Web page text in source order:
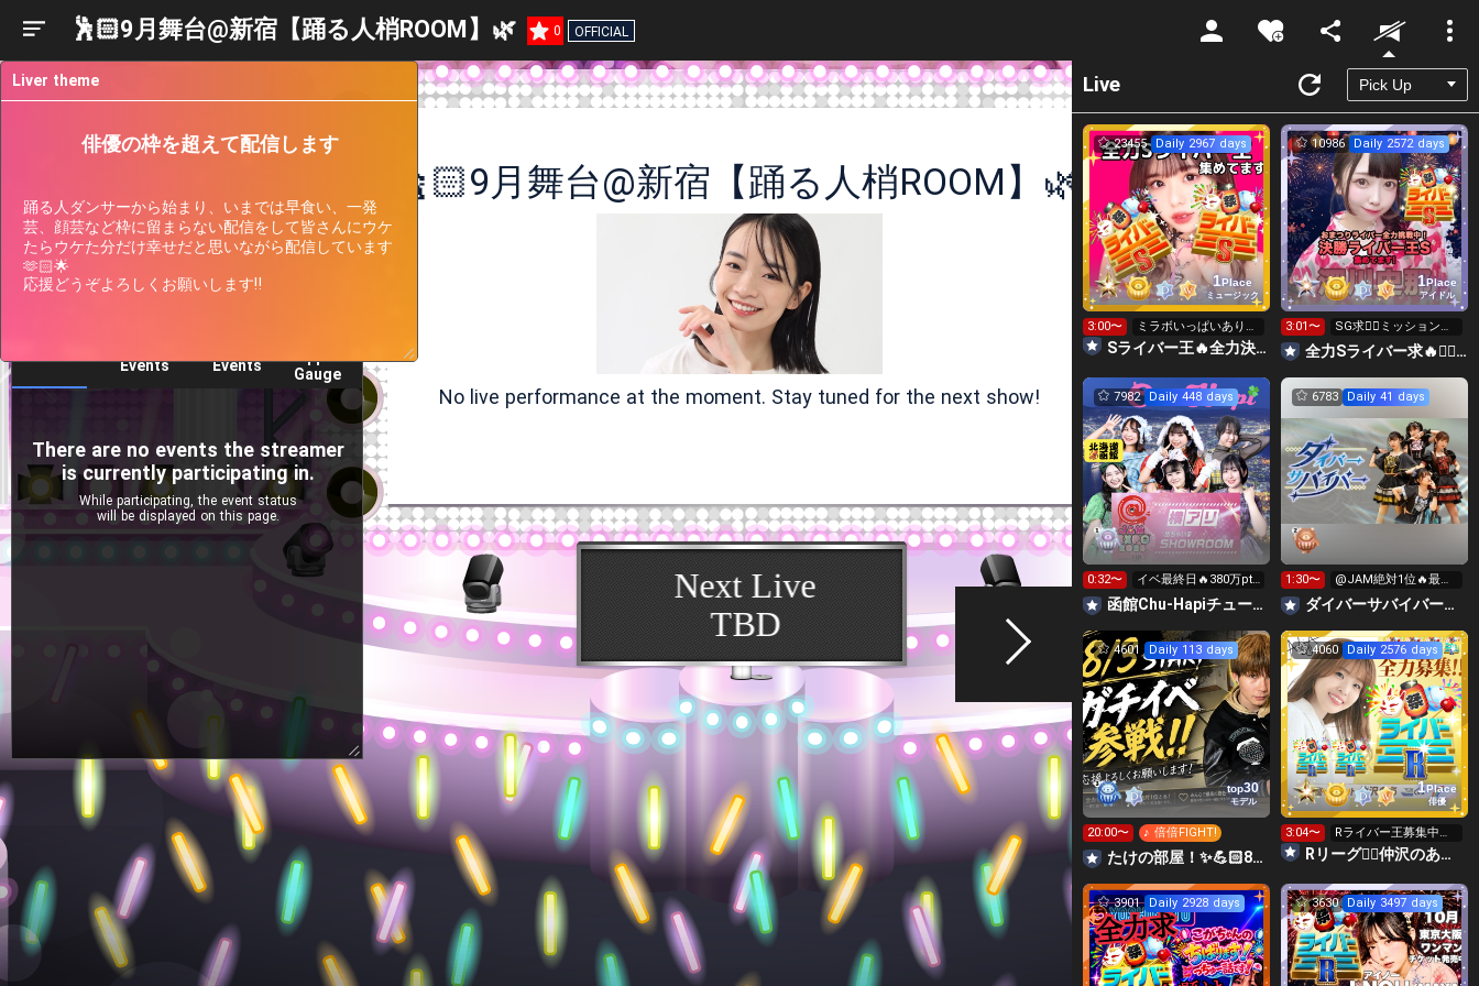
🕺🏻9月舞台@新宿【踊る人梢ROOM】🌿 0 OFFICIAL
Unmute
🕺🏻9月舞台@新宿【踊る人梢ROOM】🌿
No live performance at the moment. Stay tuned for the next show!
Events
Events
Gauge
There are no events the streamer
is currently participating in.
While participating, the event status
will be displayed on this page.
Liver theme
俳優の枠を超えて配信します
踊る人ダンサーから始まり、いまでは早食い、一発
芸、顔芸など枠に留まらない配信をして皆さんにウケ
たらウケた分だけ幸せだと思いながら配信しています
🫶🏻🌟
応援どうぞよろしくお願いします‼️
Live
1Place
ミュージック
23455 Daily 2967 days
3:00〜
ミラボいっぱいありが
とう❤️本日最終日‼️
Sライバー王🔥全力決勝🗽🌈Annnnnaの空⛱
1Place
アイドル
10986 Daily 2572 days
3:01〜
SG求❤️‍🔥ミッション無
料ライバー王 S求👑
全力Sライバー求🔥❤️‍🔥147cm深川史那のルーム🐸🎈
7982 Daily 448 days
0:32〜
イベ最終日🔥380万pt
いきたい！
函館Chu-Hapiチューハピ🌈
6783 Daily 41 days
1:30〜
@JAM絶対1位🔥最終
枠はミニライブ‼️
‪ダイバーサバイバー【公式】
top30
モデル
4601 Daily 113 days
20:00〜 ♪ 倍倍FIGHT!
たけの部屋！✨️💪🏻8月3日からガチ！💪🏻
1Place
俳優
4060 Daily 2576 days
3:04〜
Rライバー王募集中🥺
✨
Rリーグ❤️‍🔥仲沢のあ⛴໒꒱· ﾟ🌈
3901 Daily 2928 days 3630 Daily 3497 days